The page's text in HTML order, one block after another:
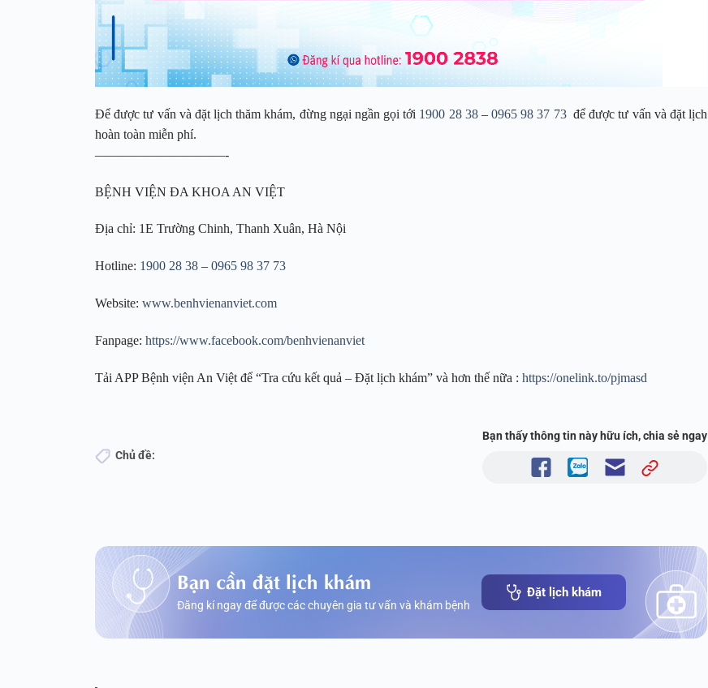
Để được tư vấn và đặt lịch thăm khám, đừng ngại ngần gọi tới 1900 28 38–0965 98 37 73để được tư vấn và đặt lịch
hoàn toàn miễn phí.
——————————-
BỆNH VIỆN ĐA KHOA AN VIỆT
Địa chỉ: 1E Trường Chinh, Thanh Xuân, Hà Nội
Hotline: 1900 28 38 – 0965 98 37 73
Website: www.benhvienanviet.com
Fanpage: https://www.facebook.com/benhvienanviet
Tải APP Bệnh viện An Việt để “Tra cứu kết quả – Đặt lịch khám” và hơn thế nữa : https://onelink.to/pjmasd
Chủ đề:
Bạn thấy thông tin này hữu ích, chia sẻ ngay
Bạn cần đặt lịch khám
Đăng kí ngay để được các chuyên gia tư vấn và khám bệnh
Đặt lịch khám